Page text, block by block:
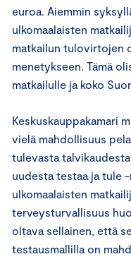
euroa. Aiemmin
ulkomaalaisten
matkailun tulovirtojen
menetykseen. Tämä
matkailulle ja koko
Keskuskauppakamari
vielä mahdollisuus
tulevasta
uudesta testaa ja tule
ulkomaalaisten
terveysturvallisuus
oltava sellainen, että
testausmallilla on